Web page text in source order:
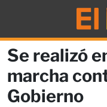
Se realizó
marcha
Gobierno